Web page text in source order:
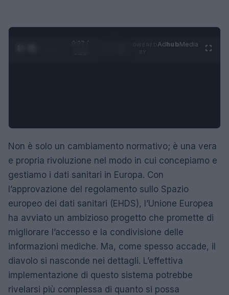
0:28 /
AdhubMedia
Non è solo un cambiamento normativo; è una vera
e propria rivoluzione nel modo in cui concepiamo e
gestiamo i dati sanitari in Europa. Con
l’approvazione del regolamento sullo Spazio
europeo dei dati sanitari (EHDS), l’Unione Europea
ha avviato un ambizioso progetto che promette di
migliorare l’accesso e la condivisione delle
informazioni mediche. Ma, come spesso accade, il
diavolo si nasconde nei dettagli. L’effettiva
implementazione di questo sistema potrebbe
rivelarsi più complessa di quanto si possa